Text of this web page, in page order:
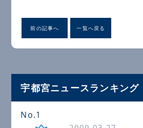
前の記事へ 一覧へ戻る
宇都宮ニュースランキング
No.1